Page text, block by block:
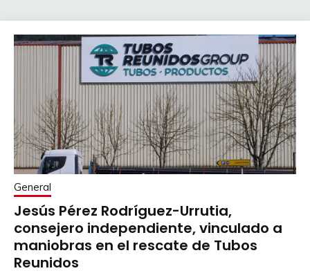
General
Jesús Pérez Rodríguez-Urrutia,
consejero independiente, vinculado a
maniobras en el rescate de Tubos
Reunidos